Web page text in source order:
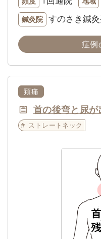
鍼灸院 すのさき鍼
症例
頚痛
首の後弯と尿
ストレートネック